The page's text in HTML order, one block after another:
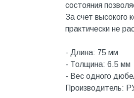
Коллекторы и
Компоненты
системы
Косметика и уход
Котельное
Краны шаровые,
состояния
За счет высокого
практически не
- Длина: 75 мм
- Толщина: 6.5 мм
- Вес одного
Производитель: